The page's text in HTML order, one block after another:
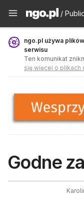
/
ngo.pl używa
serwisu
Ten komunikat
się więcej o plikach
Godne